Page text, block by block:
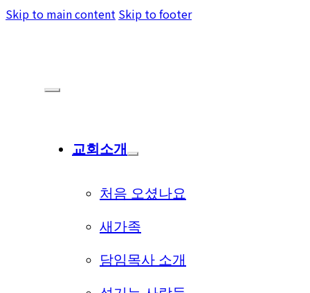
Skip to main content Skip to footer
교회소개
처음 오셨나요
새가족
담임목사 소개